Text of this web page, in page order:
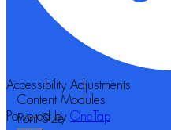
Accessibility Adjustments
Powered by OneTap
Content Modules
Font Size